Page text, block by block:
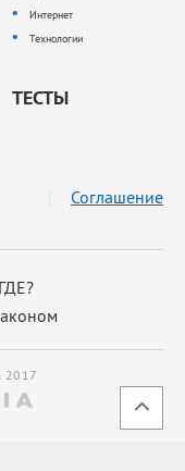
Интернет
Технологии
ТЕСТЫ
Соглашение
2017